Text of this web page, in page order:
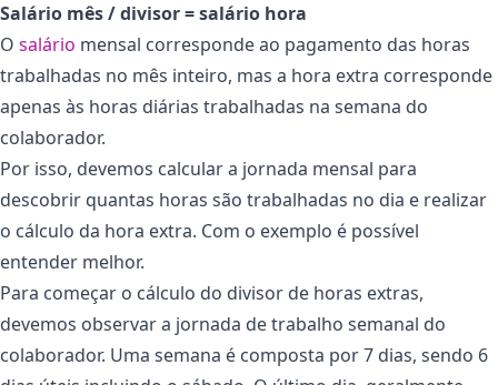
Salário mês / divisor = salário hora
O salário mensal corresponde ao pagamento das horas
trabalhadas no mês inteiro, mas a hora extra corresponde
apenas às horas diárias trabalhadas na semana do
colaborador.
Por isso, devemos calcular a jornada mensal para
descobrir quantas horas são trabalhadas no dia e realizar
o cálculo da hora extra. Com o exemplo é possível
entender melhor.
Para começar o cálculo do divisor de horas extras,
devemos observar a jornada de trabalho semanal do
colaborador. Uma semana é composta por 7 dias, sendo 6